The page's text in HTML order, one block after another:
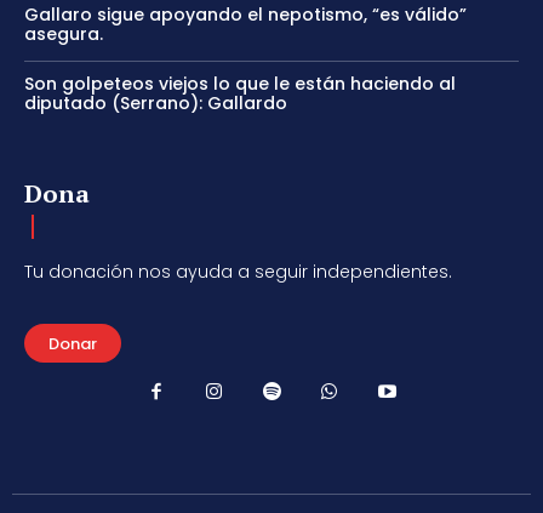
Gallaro sigue apoyando el nepotismo, “es válido”
asegura.
Son golpeteos viejos lo que le están haciendo al
diputado (Serrano): Gallardo
Dona
Tu donación nos ayuda a seguir independientes.
Donar